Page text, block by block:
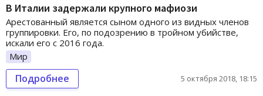
В Италии задержали крупного мафиози
Арестованный является сыном одного из видных членов
группировки. Его, по подозрению в тройном убийстве,
искали его с 2016 года.
Мир
Подробнее 5 октября 2018, 18:15